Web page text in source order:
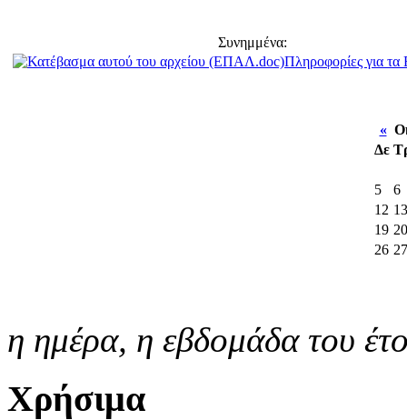
Συνημμένα:
Πληροφορίες για
«
Δε
5
6
12 13
19 20
26 27
η ημέρα, η εβδομάδα του
Χρήσιμα